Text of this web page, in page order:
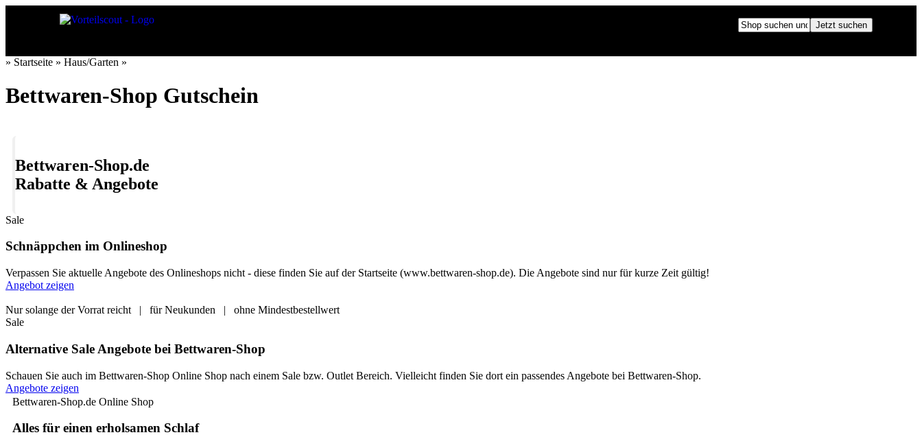
» Startseite » Haus/Garten »
Bettwaren-Shop Gutschein
Bettwaren-Shop.de
Rabatte & Angebote
Sale
Schnäppchen im Onlineshop
Verpassen Sie aktuelle Angebote des Onlineshops nicht - diese finden Sie auf der Startseite (www.bettwaren-shop.de). Die Angebote sind nur für kurze Zeit gültig!
Angebot zeigen
Nur solange der Vorrat reicht | für Neukunden | ohne Mindestbestellwert
Sale
Alternative Sale Angebote bei Bettwaren-Shop
Schauen Sie auch im Bettwaren-Shop Online Shop nach einem Sale bzw. Outlet Bereich. Vielleicht finden Sie dort ein passendes Angebote bei Bettwaren-Shop.
Angebote zeigen
Bettwaren-Shop.de Online Shop
Alles für einen erholsamen Schlaf